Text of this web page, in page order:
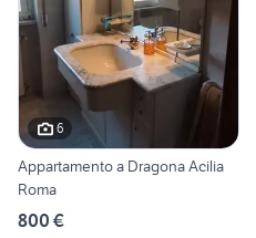
6
Appartamento a Dragona Acilia
Roma
800 €